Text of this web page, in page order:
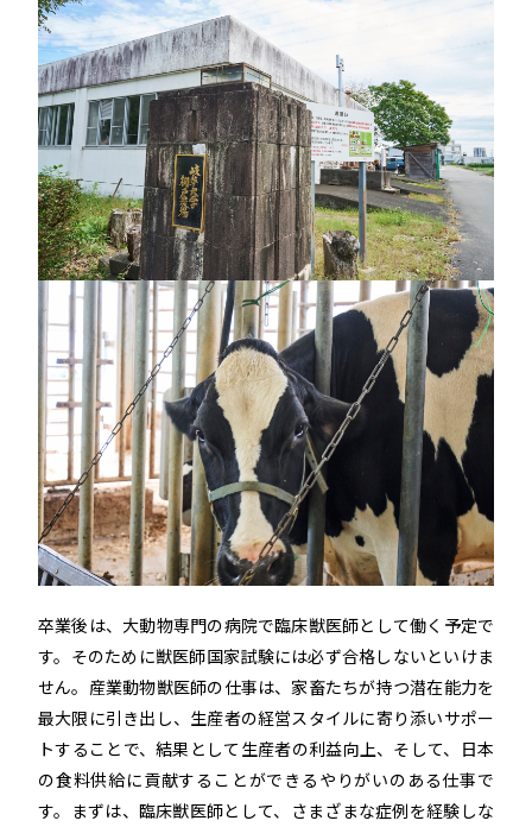
卒業後は、大動物専門の病院で臨床獣医師として働く予定で
す。そのために獣医師国家試験には必ず合格しないといけま
せん。産業動物獣医師の仕事は、家畜たちが持つ潜在能力を
最大限に引き出し、生産者の経営スタイルに寄り添いサポー
トすることで、結果として生産者の利益向上、そして、日本
の食料供給に貢献することができるやりがいのある仕事で
す。まずは、臨床獣医師として、さまざまな症例を経験しな